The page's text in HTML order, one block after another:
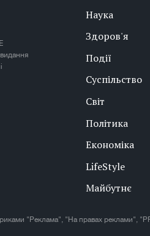
Наука
Здоров'я
Події
Суспільство
Світ
Політика
Економіка
LifeStyle
Майбутнє
"Реклама", "На правах реклами",